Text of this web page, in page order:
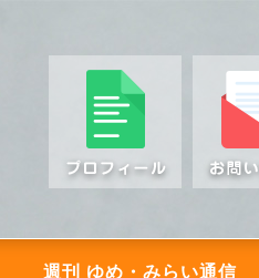
週刊 ゆめ・みらい通信